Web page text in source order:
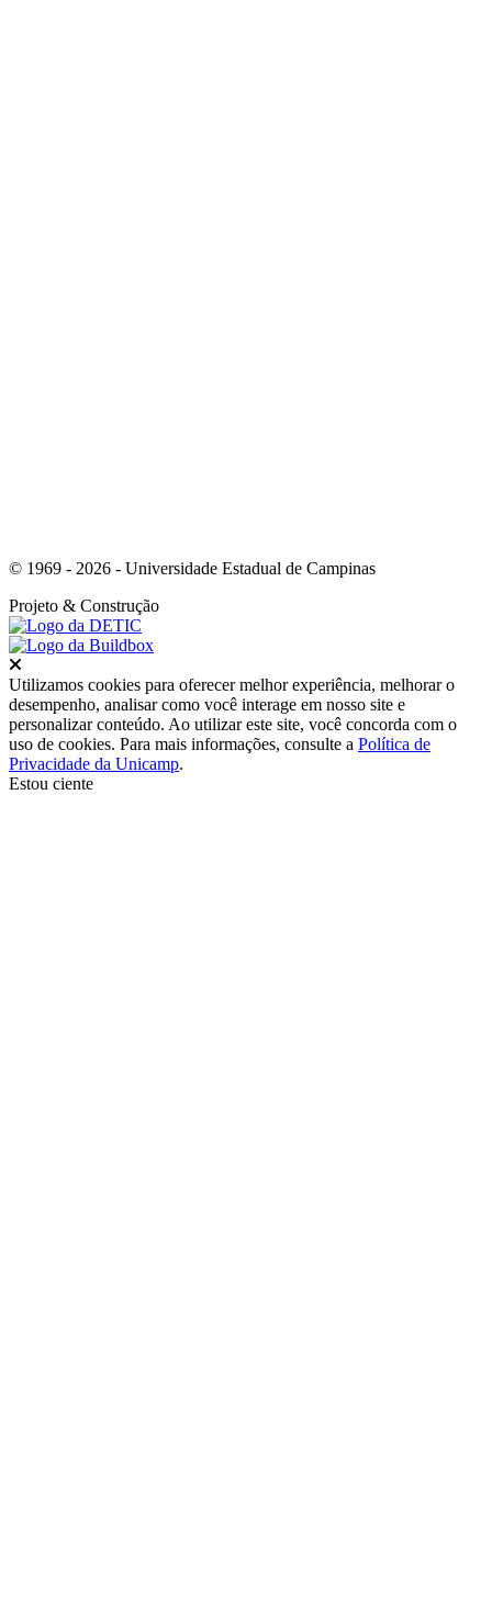
© 1969 - 2026 - Universidade Estadual de Campinas
Projeto & Construção
Utilizamos cookies para oferecer melhor experiência, melhorar o
desempenho, analisar como você interage em nosso site e
personalizar conteúdo. Ao utilizar este site, você concorda com o
uso de cookies. Para mais informações, consulte a Política de
Privacidade da Unicamp.
Estou ciente